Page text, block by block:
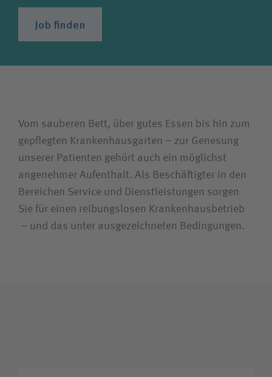
Besucherin/Besucher
Unfallversicherungsträger
Zuweiserin/Zuweiser
Job finden
Vom sauberen Bett, über gutes Essen bis hin zum
gepflegten Krankenhausgarten – zur Genesung
unserer Patienten gehört auch ein möglichst
angenehmer Aufenthalt. Als Beschäftigter in den
Bereichen Service und Dienstleistungen sorgen
Sie für einen reibungslosen Krankenhausbetrieb
– und das unter ausgezeichneten Bedingungen.